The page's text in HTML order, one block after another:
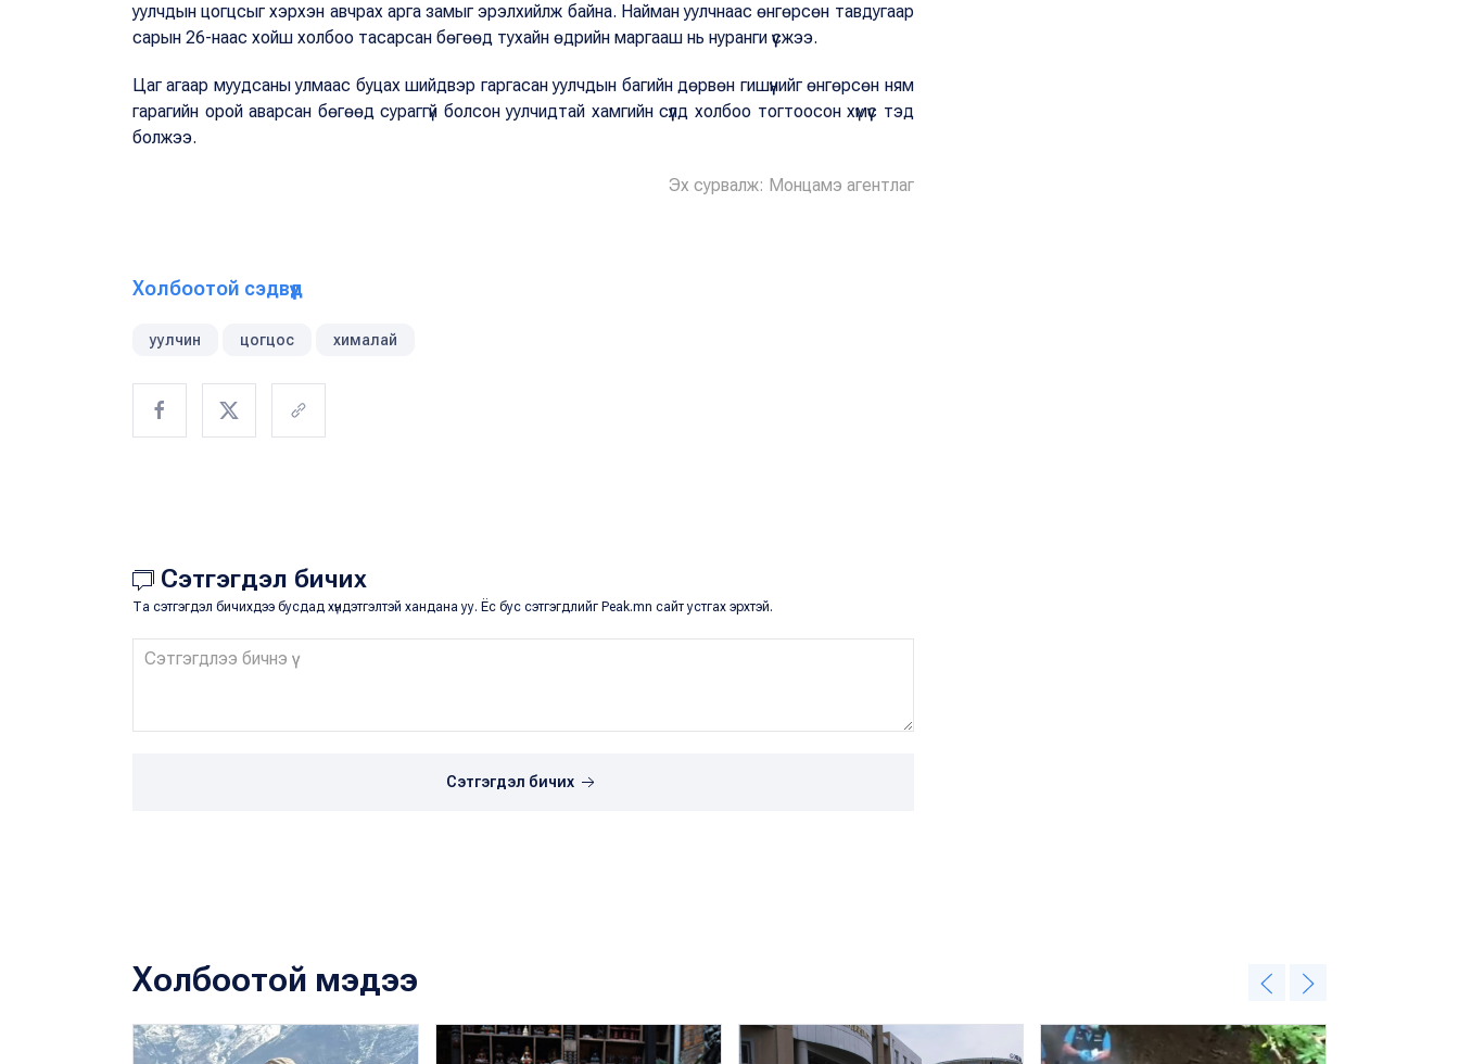
уулчдын цогцсыг хэрхэн авчрах арга замыг эрэлхийлж байна. Найман уулчнаас өнгөрсөн тавдугаар
сарын 26-наас хойш холбоо тасарсан бөгөөд тухайн өдрийн маргааш нь нуранги үүсжээ.
Цаг агаар муудсаны улмаас буцах шийдвэр гаргасан уулчдын багийн дөрвөн гишүүнийг өнгөрсөн ням
гарагийн орой аварсан бөгөөд сураггүй болсон уулчидтай хамгийн сүүлд холбоо тогтоосон хүмүүс тэд
болжээ.
Эх сурвалж: Монцамэ агентлаг
Холбоотой сэдвүүд
уулчин цогцос хималай
Сэтгэгдэл бичих
Та сэтгэгдэл бичихдээ бусдад хүндэтгэлтэй хандана уу. Ёс бус сэтгэгдлийг Peak.mn сайт устгах эрхтэй.
Сэтгэгдэл бичих
Холбоотой мэдээ